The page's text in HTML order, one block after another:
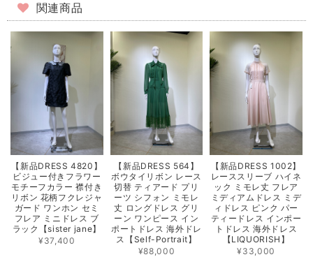
関連商品
【新品DRESS 4820】
ビジュー付きフラワー
モチーフカラー 襟付き
リボン 花柄フクレジャ
ガード ワンホン セミ
フレア ミニドレス ブ
ラック【sister jane】
¥37,400
【新品DRESS 564】
ボウタイリボン レース
切替 ティアード プリ
ーツ シフォン ミモレ
丈 ロングドレス グリ
ーン ワンピース イン
ポートドレス 海外ドレ
ス【Self-Portrait】
¥88,000
【新品DRESS 1002】
レーススリーブ ハイネ
ック ミモレ丈 フレア
ミディアムドレス ミデ
ィドレス ピンク パー
ティードレス インポー
トドレス 海外ドレス
【LIQUORISH】
¥33,000